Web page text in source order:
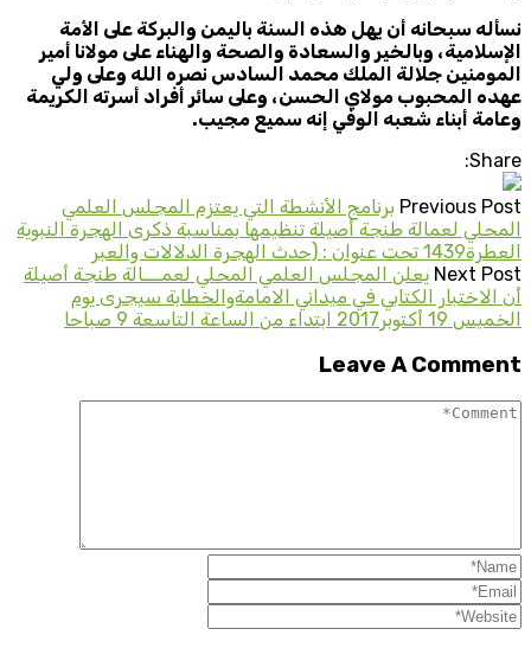
نسأله سبحانه أن يهل هذه السنة باليمن والبركة على الأمة
الإسلامية، وبالخير والسعادة والصحة والهناء على مولانا أمير
المومنين جلالة الملك محمد السادس نصره الله وعلى ولي
عهده المحبوب مولاي الحسن، وعلى سائر أفراد أسرته الكريمة
وعامة أبناء شعبه الوفي إنه سميع مجيب.
Share:
Previous Post برنامج الأنشطة التي يعتزم المجلس العلمي
المحلي لعمالة طنجة أصيلة تنظيمها بمناسبة ذكرى الهجرة النبوية
العطرة1439 تحت عنوان : (حدث الهجرة الدلالات والعبر
Next Post يعلن المجلس العلمي المحلي لعمـــالة طنجة أصيلة
أن الاختبار الكتابي في ميداني الامامةوالخطابة سيجرى يوم
الخميس 19 أكتوبر2017 ابتداء من الساعة التاسعة 9 صباحا
Leave A Comment